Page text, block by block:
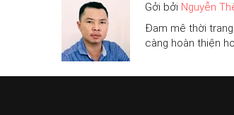
Gởi bởi Nguyễn
Đam mê thời
càng hoàn thiện